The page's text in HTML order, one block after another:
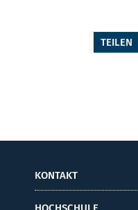
TEILEN
KONTAKT